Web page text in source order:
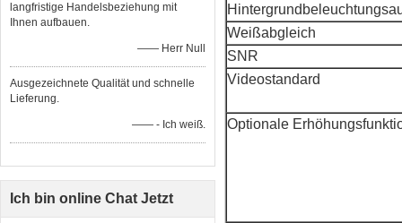
langfristige Handelsbeziehung mit
Ihnen aufbauen.
—— Herr Null
Ausgezeichnete Qualität und schnelle
Lieferung.
—— - Ich weiß.
Ich bin online Chat Jetzt
Weißabgleich
SNR
Videostandard
Optionale